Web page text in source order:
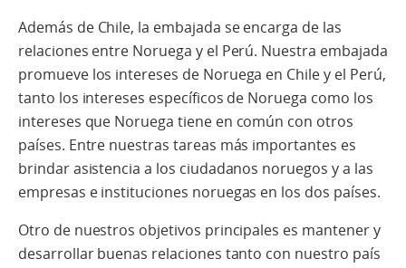
Además de Chile, la embajada se encarga de las
relaciones entre Noruega y el Perú. Nuestra embajada
promueve los intereses de Noruega en Chile y el Perú,
tanto los intereses específicos de Noruega como los
intereses que Noruega tiene en común con otros
países. Entre nuestras tareas más importantes es
brindar asistencia a los ciudadanos noruegos y a las
empresas e instituciones noruegas en los dos países.
Otro de nuestros objetivos principales es mantener y
desarrollar buenas relaciones tanto con nuestro país